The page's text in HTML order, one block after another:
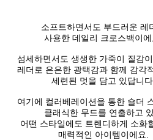
소프트하면서도 부드러운 레
사용한 데일리 크로스백이에
섬세하면서도 생생한 가죽이 질감
레더로 은은한 광택감과 함께 감각
세련된 멋을 담고 있답니다.
여기에 컬러베레이션을 통한 숄더
클래식한 무드를 연출하고
어떤 스타일에도 트렌디하게 소화
매력적인 아이템이에요.